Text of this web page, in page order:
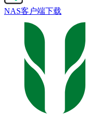
NAS客户端下载